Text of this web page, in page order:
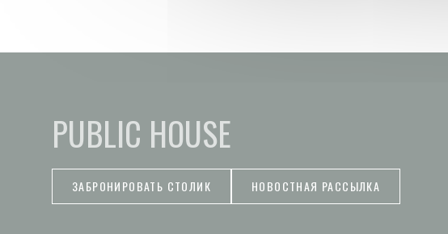
PUBLIC HOUSE
ЗАБРОНИРОВАТЬ СТОЛИК НОВОСТНАЯ РАССЫЛКА